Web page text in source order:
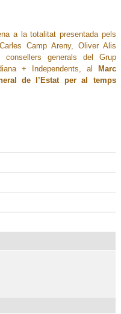
a la totalitat presentada pels
Camp Areny, Oliver Alis
consellers generals del Grup
+ Independents, al
Marc
de l’Estat per al temps